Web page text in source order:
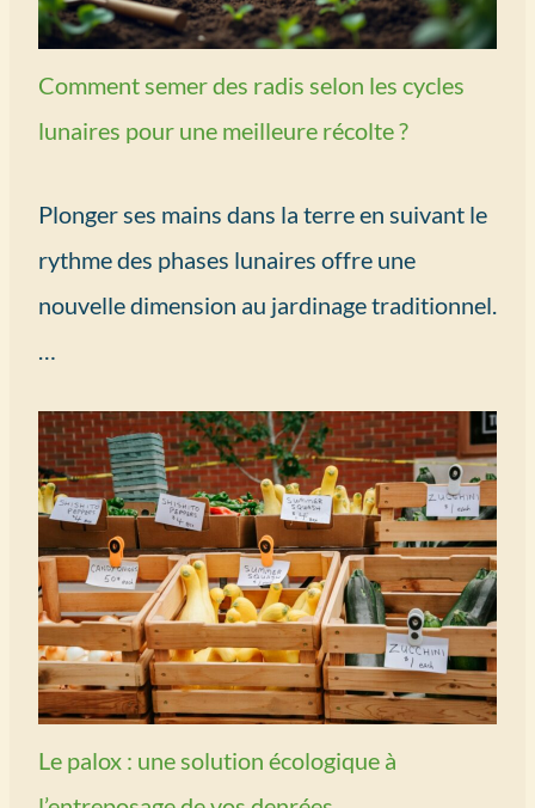
Comment semer des radis selon les cycles
lunaires pour une meilleure récolte ?
Plonger ses mains dans la terre en suivant le
rythme des phases lunaires offre une
nouvelle dimension au jardinage traditionnel.
…
Le palox : une solution écologique à